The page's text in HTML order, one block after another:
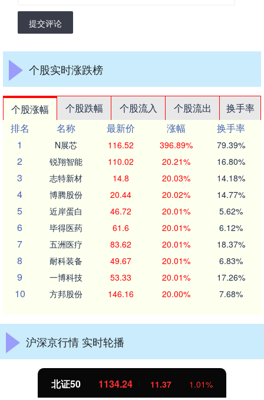
提交评论
个股实时涨跌榜
个股涨幅 个股跌幅 个股流入 个股流出
换手率
排名
名称 最新价 涨幅
换手率
1
N展芯 116.52 396.89% 79.39%
2 锐翔智能 110.02 20.21% 16.80%
3 志特新材 14.8 20.03% 14.18%
4 博腾股份 20.44 20.02% 14.77%
5 近岸蛋白 46.72 20.01% 5.62%
6 毕得医药 61.6 20.01% 6.12%
7 五洲医疗 83.62 20.01% 18.37%
8 耐科装备 49.67 20.01% 6.83%
9 一博科技 53.33 20.01% 17.26%
10 方邦股份 146.16 20.00% 7.68%
沪深京行情 实时轮播
北证50 1134.24 11.37 1.01%